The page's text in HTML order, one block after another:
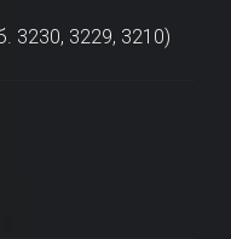
3230, 3229, 3210)